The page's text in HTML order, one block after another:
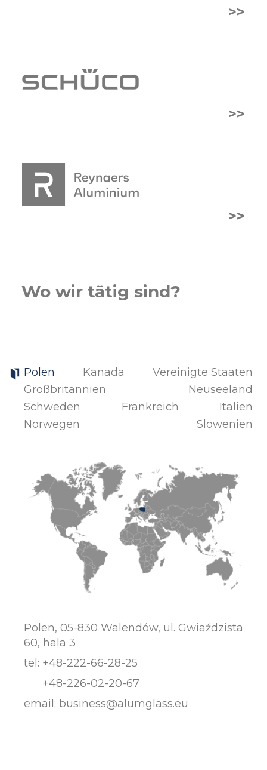
>>
>>
>>
Wo wir tätig sind?
Polen Kanada
Vereinigte Staaten
Großbritannien
Neuseeland
Schweden
Frankreich
Italien
Norwegen
Slowenien
Polen, 05-830 Walendów, ul. Gwiaździsta
60, hala 3
tel: +48-222-66-28-25
+48-226-02-20-67
email: business@alumglass.eu